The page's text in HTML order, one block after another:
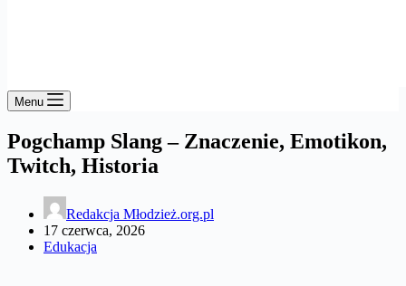
Menu
Pogchamp Slang – Znaczenie, Emotikon,
Twitch, Historia
Redakcja Młodzież.org.pl
17 czerwca, 2026
Edukacja